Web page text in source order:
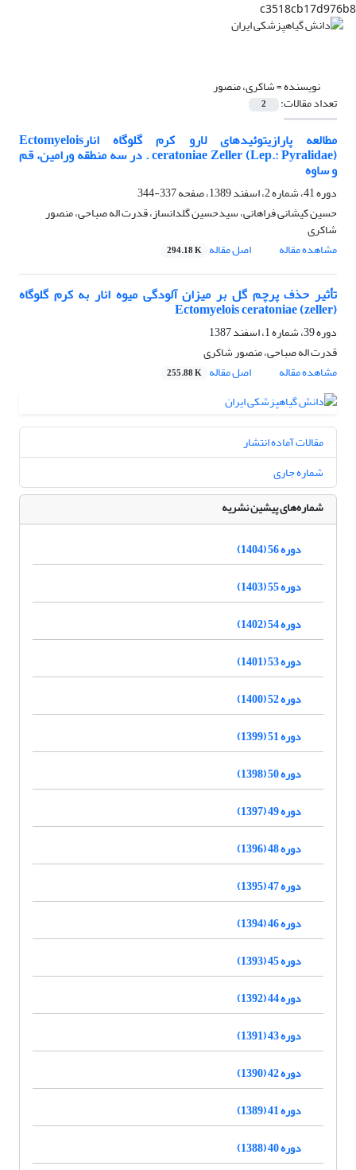
c3518cb17d976b8
نویسنده =شاکری، منصور
تعداد مقالات: 2
مطالعه پارازیتوئیدهای لارو کرم گلوگاه انارEctomyelois
ceratoniae Zeller (Lep.: Pyralidae) . در سه منطقه ورامین، قم
و ساوه
دوره 41، شماره 2، اسفند 1389، صفحه
337-344
حسین کیشانی فراهانی، سیدحسین گلدانساز، قدرت اله صباحی، منصور
شاکری
مشاهده مقاله
اصل مقاله 294.18 K
تأثیر حذف پرچم گل بر میزان آلودگی میوه انار به کرم گلوگاه
Ectomyelois ceratoniae (zeller)
دوره 39، شماره 1، اسفند 1387
قدرت اله صباحی، منصور شاکری
مشاهده مقاله
اصل مقاله 255.88 K
مقالات آماده انتشار
شماره جاری
شماره‌های پیشین نشریه
دوره 56 (1404)
دوره 55 (1403)
دوره 54 (1402)
دوره 53 (1401)
دوره 52 (1400)
دوره 51 (1399)
دوره 50 (1398)
دوره 49 (1397)
دوره 48 (1396)
دوره 47 (1395)
دوره 46 (1394)
دوره 45 (1393)
دوره 44 (1392)
دوره 43 (1391)
دوره 42 (1390)
دوره 41 (1389)
دوره 40 (1388)